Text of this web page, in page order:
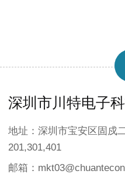
深圳市川特电子
地址：深圳市宝安区固戍
201,301,401
邮箱：